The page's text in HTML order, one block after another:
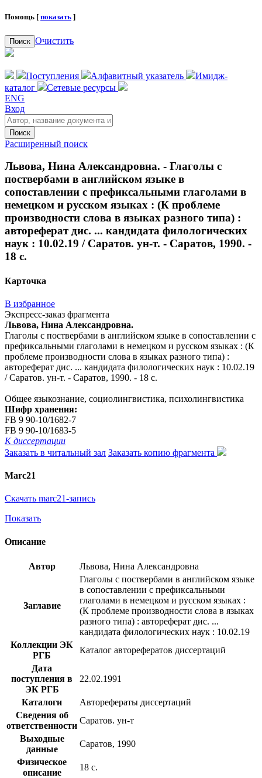
Помощь [ показать ]
Поиск Очистить
Поступления Алфавитный указатель
Имидж-
каталог
Сетевые ресурсы
ENG
Вход
Поиск
Расширенный поиск
Львова, Нина Александровна. - Глаголы с
поствербами в английском языке в
сопоставлении с префиксальными глаголами в
немецком и русском языках : (К проблеме
производности слова в языках разного типа) :
автореферат дис. ... кандидата филологических
наук : 10.02.19 / Саратов. ун-т. - Саратов, 1990. -
18 с.
Карточка
В избранное
Экспресс-заказ фрагмента
Львова, Нина Александровна.
Глаголы с поствербами в английском языке в сопоставлении с
префиксальными глаголами в немецком и русском языках : (К
проблеме производности слова в языках разного типа) :
автореферат дис. ... кандидата филологических наук : 10.02.19
/ Саратов. ун-т. - Саратов, 1990. - 18 с.
Общее языкознание, социолингвистика, психолингвистика
Шифр хранения:
FB 9 90-10/1682-7
FB 9 90-10/1683-5
К диссертации
Заказать в читальный зал Заказать копию фрагмента
Marc21
Скачать marc21-запись
Показать
Описание
Автор Львова, Нина Александровна
Заглавие
Глаголы с поствербами в английском языке
в сопоставлении с префиксальными
глаголами в немецком и русском языках :
(К проблеме производности слова в языках
разного типа) : автореферат дис. ...
кандидата филологических наук : 10.02.19
Коллекции ЭК
РГБ
Каталог авторефератов диссертаций
Дата
поступления в
ЭК РГБ
22.02.1991
Каталоги
Авторефераты диссертаций
Сведения об
ответственности
Саратов. ун-т
Выходные
данные
Саратов, 1990
Физическое
описание
18 с.